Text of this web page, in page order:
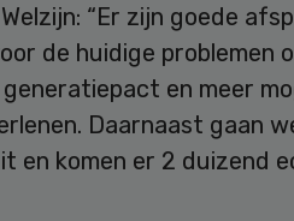
“Er zijn goede
de huidige problemen
en meer
Daarnaast gaan
en komen er 2 duizend